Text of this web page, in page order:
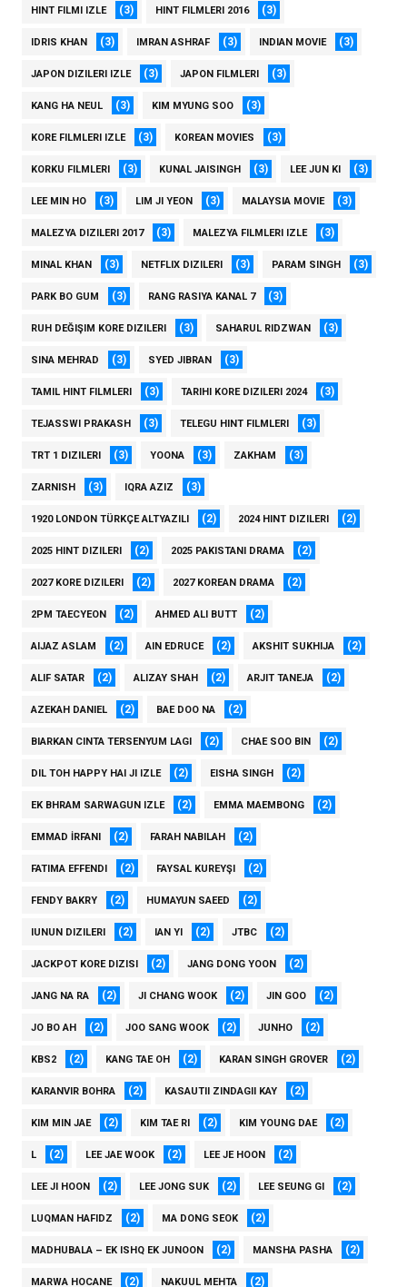
HINT FILMI IZLE (3) HINT FILMLERI 2016 (3)
IDRIS KHAN (3) IMRAN ASHRAF (3) INDIAN MOVIE (3)
JAPON DIZILERI IZLE (3) JAPON FILMLERI (3)
KANG HA NEUL (3) KIM MYUNG SOO (3)
KORE FILMLERI IZLE (3) KOREAN MOVIES (3)
KORKU FILMLERI (3) KUNAL JAISINGH (3) LEE JUN KI (3)
LEE MIN HO (3) LIM JI YEON (3) MALAYSIA MOVIE (3)
MALEZYA DIZILERI 2017 (3) MALEZYA FILMLERI IZLE (3)
MINAL KHAN (3) NETFLIX DIZILERI (3) PARAM SINGH (3)
PARK BO GUM (3) RANG RASIYA KANAL 7 (3)
RUH DEĞIŞIM KORE DIZILERI (3) SAHARUL RIDZWAN (3)
SINA MEHRAD (3) SYED JIBRAN (3)
TAMIL HINT FILMLERI (3) TARIHI KORE DIZILERI 2024 (3)
TEJASSWI PRAKASH (3) TELEGU HINT FILMLERI (3)
TRT 1 DIZILERI (3) YOONA (3) ZAKHAM (3)
ZARNISH (3) IQRA AZIZ (3)
1920 LONDON TÜRKÇE ALTYAZILI (2) 2024 HINT DIZILERI (2)
2025 HINT DIZILERI (2) 2025 PAKISTANI DRAMA (2)
2027 KORE DIZILERI (2) 2027 KOREAN DRAMA (2)
2PM TAECYEON (2) AHMED ALI BUTT (2)
AIJAZ ASLAM (2) AIN EDRUCE (2) AKSHIT SUKHIJA (2)
ALIF SATAR (2) ALIZAY SHAH (2) ARJIT TANEJA (2)
AZEKAH DANIEL (2) BAE DOO NA (2)
BIARKAN CINTA TERSENYUM LAGI (2) CHAE SOO BIN (2)
DIL TOH HAPPY HAI JI IZLE (2) EISHA SINGH (2)
EK BHRAM SARWAGUN IZLE (2) EMMA MAEMBONG (2)
EMMAD İRFANI (2) FARAH NABILAH (2)
FATIMA EFFENDI (2) FAYSAL KUREYŞI (2)
FENDY BAKRY (2) HUMAYUN SAEED (2)
IUNUN DIZILERI (2) IAN YI (2) JTBC (2)
JACKPOT KORE DIZISI (2) JANG DONG YOON (2)
JANG NA RA (2) JI CHANG WOOK (2) JIN GOO (2)
JO BO AH (2) JOO SANG WOOK (2) JUNHO (2)
KBS2 (2) KANG TAE OH (2) KARAN SINGH GROVER (2)
KARANVIR BOHRA (2) KASAUTII ZINDAGII KAY (2)
KIM MIN JAE (2) KIM TAE RI (2) KIM YOUNG DAE (2)
L (2) LEE JAE WOOK (2) LEE JE HOON (2)
LEE JI HOON (2) LEE JONG SUK (2) LEE SEUNG GI (2)
LUQMAN HAFIDZ (2) MA DONG SEOK (2)
MADHUBALA – EK ISHQ EK JUNOON (2) MANSHA PASHA (2)
MARWA HOCANE (2) NAKUUL MEHTA (2)